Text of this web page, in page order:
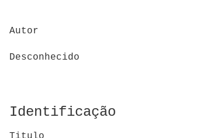
Autor
Desconhecido
Identificação